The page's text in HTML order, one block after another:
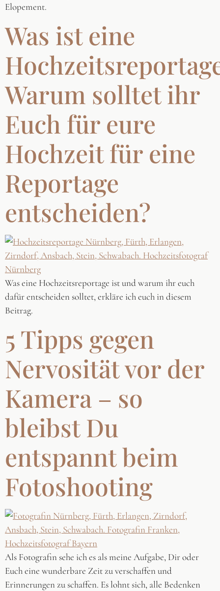
Elopement.
Was ist eine
Warum solltet ihr
Euch für eure
Hochzeit für eine
Reportage
entscheiden?
Was eine Hochzeitsreportage ist und warum ihr euch
dafür entscheiden solltet, erkläre ich euch in diesem
Beitrag.
5 Tipps gegen
Nervosität vor der
Kamera – so
bleibst Du
entspannt beim
Fotoshooting
Als Fotografin sehe ich es als meine Aufgabe, Dir oder
Euch eine wunderbare Zeit zu verschaffen und
Erinnerungen zu schaffen. Es lohnt sich, alle Bedenken